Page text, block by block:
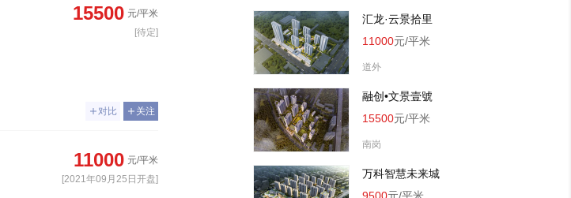
15500 元/平米
[待定]
对比 关注
11000 元/平米
[2021年09月25日开盘]
汇龙·云景拾里
11000元/平米
道外
融创•文景壹號
15500元/平米
南岗
万科智慧未来城
9500元/平米